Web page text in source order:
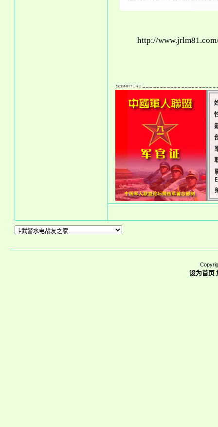
http://
设为首页